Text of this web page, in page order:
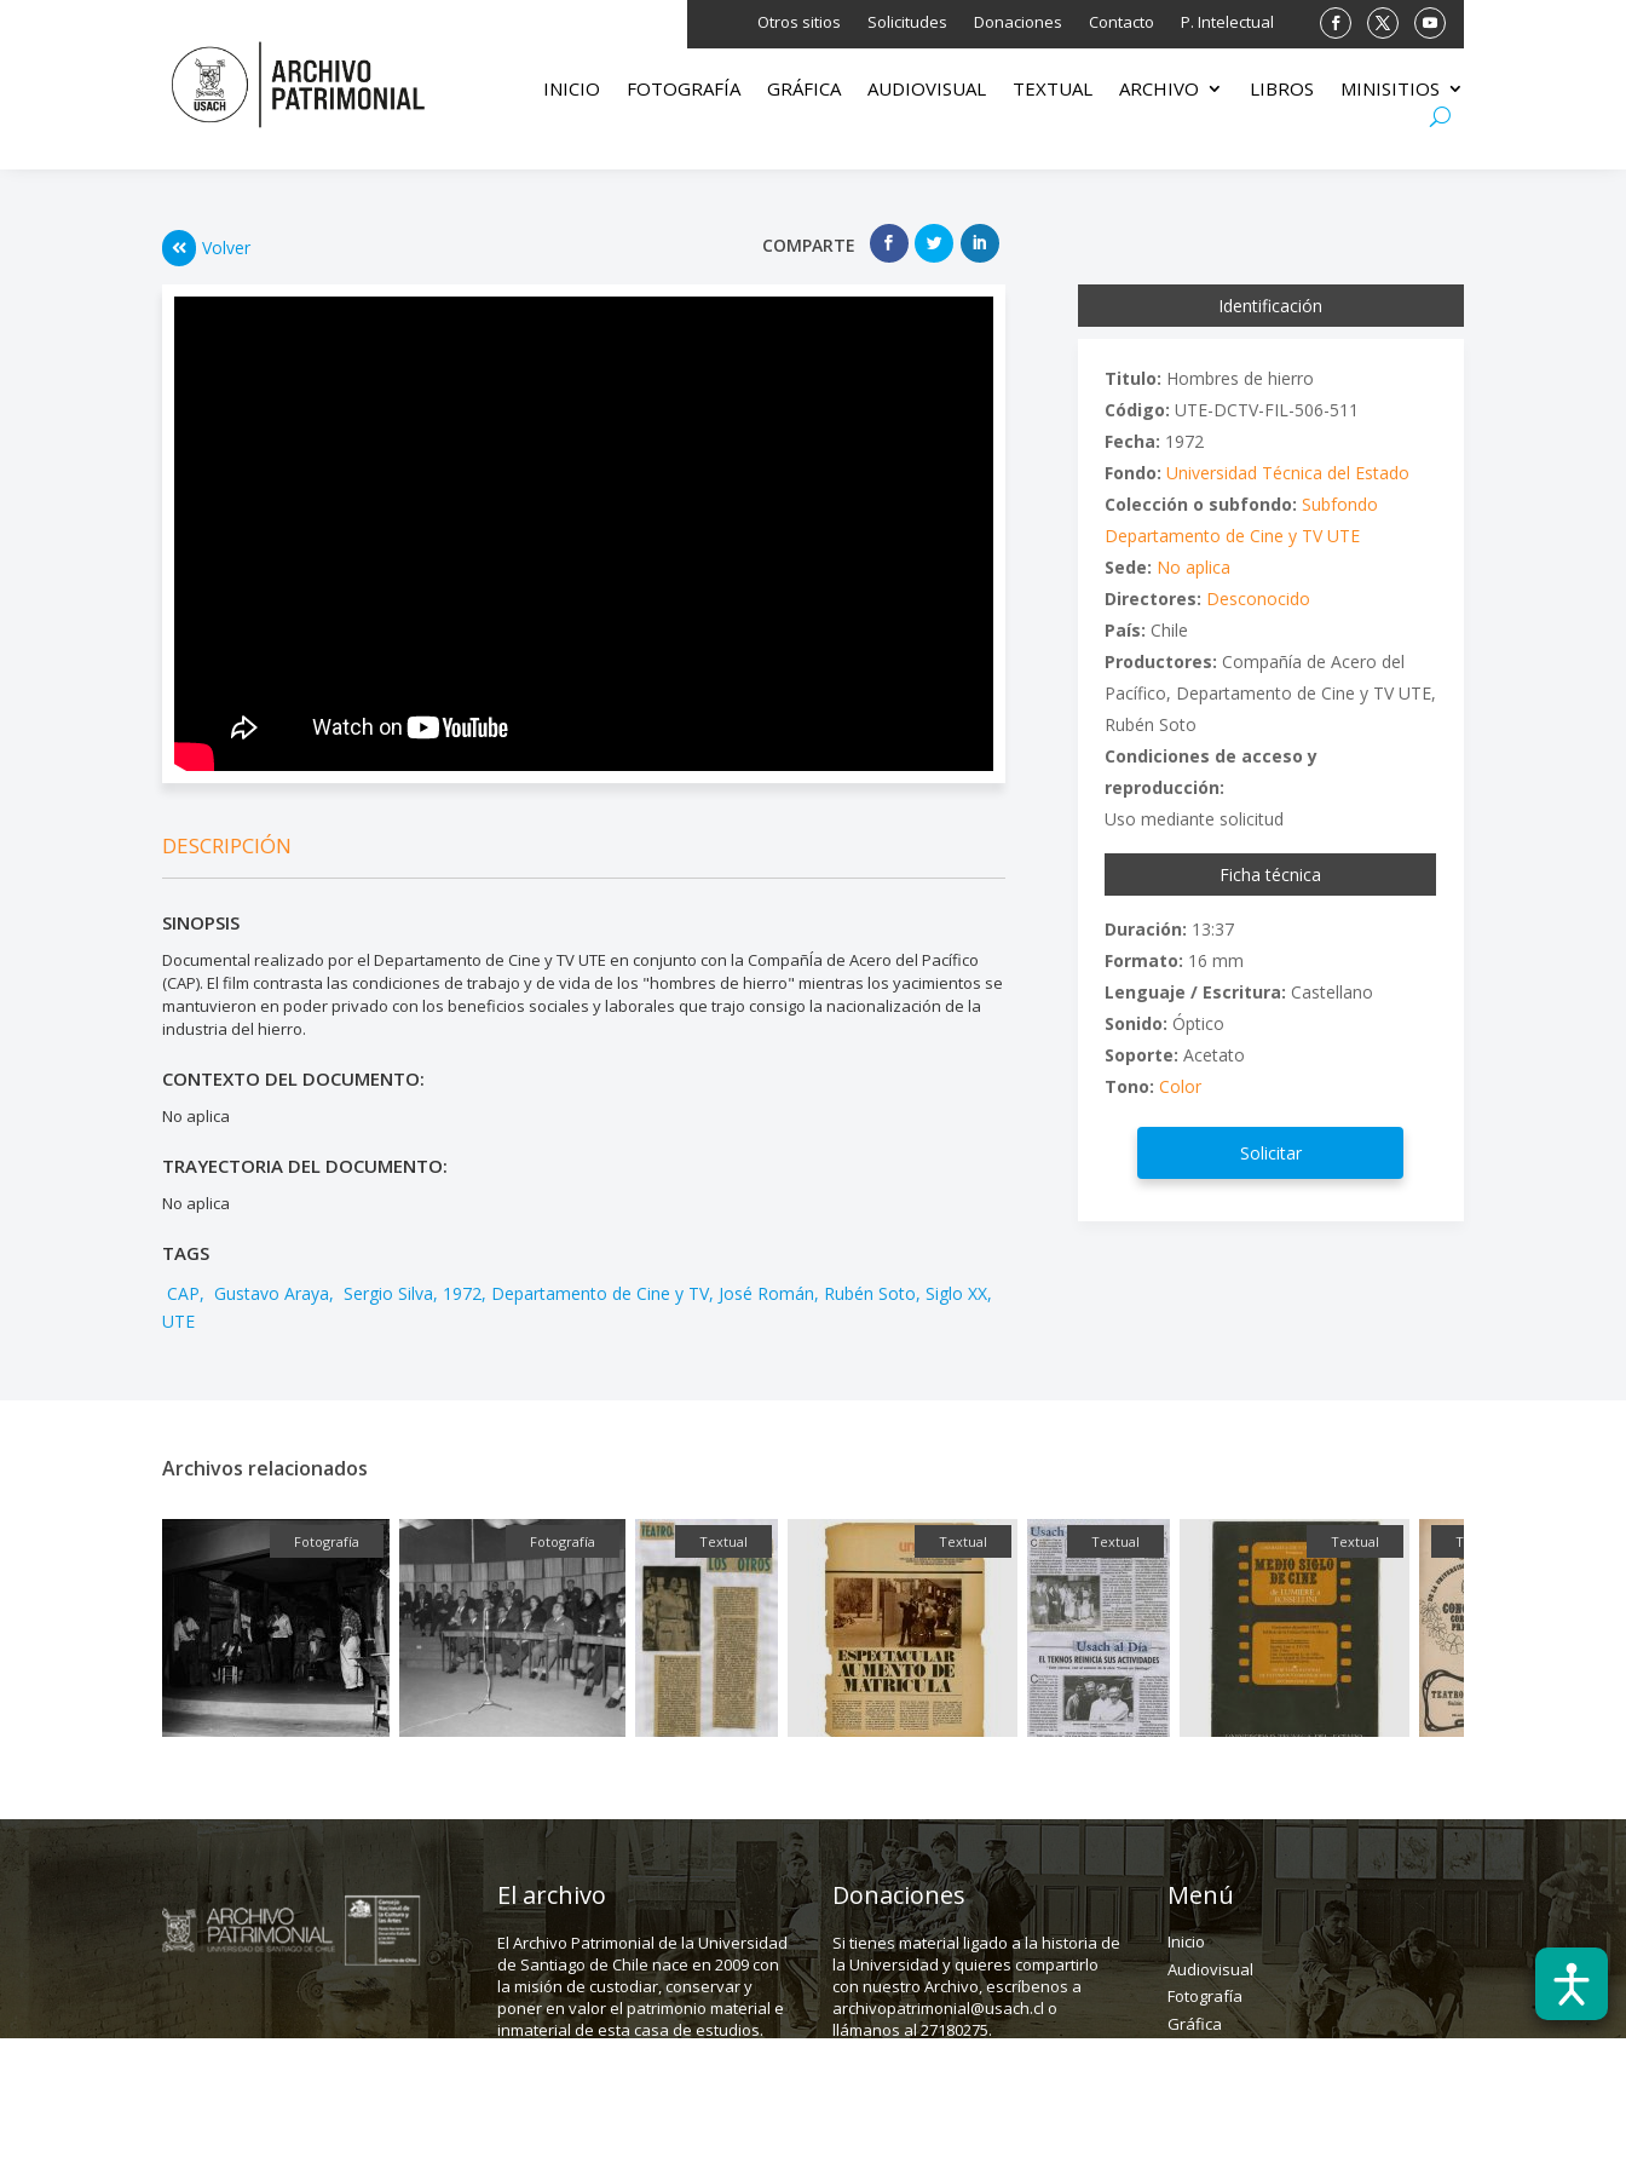
Otros sitios Solicitudes Donaciones Contacto P. Intelectual
INICIO FOTOGRAFÍA GRÁFICA AUDIOVISUAL TEXTUAL ARCHIVO LIBROS MINISITIOS
Volver COMPARTE
DESCRIPCIÓN
SINOPSIS
Documental realizado por el Departamento de Cine y TV UTE en conjunto con la CompañÍa de Acero del Pacífico
(CAP). El film contrasta las condiciones de trabajo y de vida de los "hombres de hierro" mientras los yacimientos se
mantuvieron en poder privado con los beneficios sociales y laborales que trajo consigo la nacionalización de la
industria del hierro.
CONTEXTO DEL DOCUMENTO:
No aplica
TRAYECTORIA DEL DOCUMENTO:
No aplica
TAGS
CAP Gustavo Araya Sergio Silva 1972 Departamento de Cine y TV José Román Rubén Soto Siglo XX
UTE
Identificación
Titulo: Hombres de hierro
Código: UTE-DCTV-FIL-506-511
Fecha: 1972
Fondo: Universidad Técnica del Estado
Colección o subfondo: Subfondo
Departamento de Cine y TV UTE
Sede: No aplica
Directores: Desconocido
País: Chile
Productores: Compañía de Acero del
Pacífico, Departamento de Cine y TV UTE,
Rubén Soto
Condiciones de acceso y
reproducción:
Uso mediante solicitud
Ficha técnica
Duración: 13:37
Formato: 16 mm
Lenguaje / Escritura: Castellano
Sonido: Óptico
Soporte: Acetato
Tono: Color
Solicitar
Archivos relacionados
Fotografía Fotografía Textual Textual Textual Textual Textual
El archivo
El Archivo Patrimonial de la Universidad
de Santiago de Chile nace en 2009 con
la misión de custodiar, conservar y
poner en valor el patrimonio material e
inmaterial de esta casa de estudios.
Donaciones
Si tienes material ligado a la historia de
la Universidad y quieres compartirlo
con nuestro Archivo, escríbenos a
archivopatrimonial@usach.cl o
llámanos al 27180275.
Menú
Inicio
Audiovisual
Fotografía
Gráfica